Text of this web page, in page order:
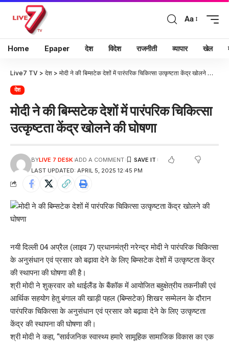
Aa
Home Epaper देश विदेश राजनीती व्यापार खेल
Live7 TV > देश > मोदी ने की बिम्सटेक देशों में पारंपरिक चिकित्सा उत्कृष्टता केंद्र खोलने की घोषणा
देश
मोदी ने की बिम्सटेक देशों में पारंपरिक चिकित्सा
उत्कृष्टता केंद्र खोलने की घोषणा
LAST UPDATED: APRIL 5, 2025 12:45 PM
BYLIVE 7 DESK ADD A COMMENT
नयी दिल्ली 04 अप्रैल (लाइव 7) प्रधानमंत्री नरेन्द्र मोदी ने पारंपरिक चिकित्सा
के अनुसंधान एवं प्रसार को बढ़ावा देने के लिए बिम्सटेक देशों में उत्कृष्टता केंद्र
की स्थापना की घोषणा की है।
श्री मोदी ने शुक्रवार को थाईलैंड के बैंकॉक में आयोजित बहुक्षेत्रीय तकनीकी एवं
आर्थिक सहयोग हेतु बंगाल की खाड़ी पहल (बिम्सटेक) शिखर सम्मेलन के दौरान
पारंपरिक चिकित्सा के अनुसंधान एवं प्रसार को बढ़ावा देने के लिए उत्कृष्टता
केंद्र की स्थापना की घोषणा की।
श्री मोदी ने कहा, “सार्वजनिक स्वास्थ्य हमारे सामूहिक सामाजिक विकास का एक